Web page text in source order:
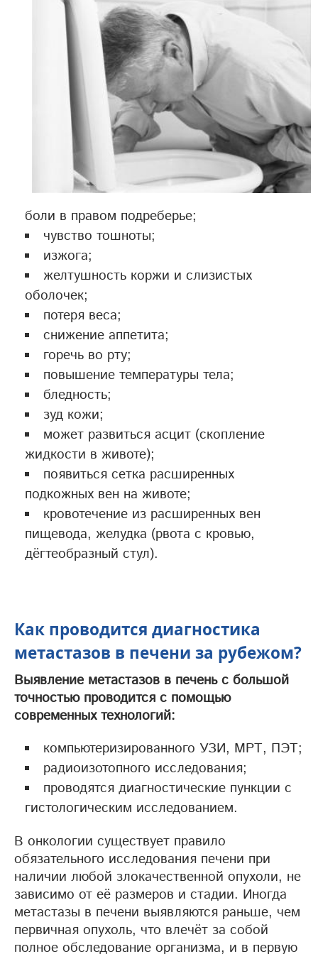
боли в правом подреберье;
чувство тошноты;
изжога;
желтушность коржи и слизистых
оболочек;
потеря веса;
снижение аппетита;
горечь во рту;
повышение температуры тела;
бледность;
зуд кожи;
может развиться асцит (скопление
жидкости в животе);
появиться сетка расширенных
подкожных вен на животе;
кровотечение из расширенных вен
пищевода, желудка (рвота с кровью,
дёгтеобразный стул).
Как проводится диагностика
метастазов в печени за рубежом?
Выявление метастазов в печень с большой
точностью проводится с помощью
современных технологий:
компьютеризированного УЗИ, МРТ, ПЭТ;
радиоизотопного исследования;
проводятся диагностические пункции с
гистологическим исследованием.
В онкологии существует правило
обязательного исследования печени при
наличии любой злокачественной опухоли, не
зависимо от её размеров и стадии. Иногда
метастазы в печени выявляются раньше, чем
первичная опухоль, что влечёт за собой
полное обследование организма, и в первую